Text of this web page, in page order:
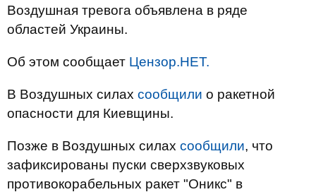
Воздушная тревога объявлена в ряде
областей Украины.
Об этом сообщает Цензор.НЕТ.
В Воздушных силах сообщили о ракетной
опасности для Киевщины.
Позже в Воздушных силах сообщили, что
зафиксированы пуски сверхзвуковых
противокорабельных ракет "Оникс" в